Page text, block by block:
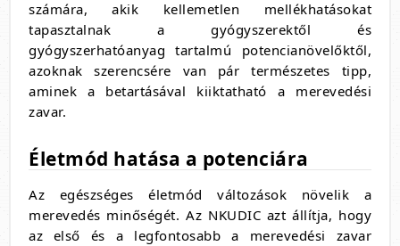
számára, akik kellemetlen mellékhatásokat
tapasztalnak a gyógyszerektől és
gyógyszerhatóanyag tartalmú potencianövelőktől,
azoknak szerencsére van pár természetes tipp,
aminek a betartásával kiiktatható a merevedési
zavar.
Életmód hatása a potenciára
Az egészséges életmód változások növelik a
merevedés minőségét. Az NKUDIC azt állítja, hogy
az első és a legfontosabb a merevedési zavar